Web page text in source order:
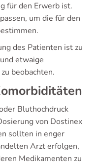
für den Erwerb ist.
um die für den
des Patienten ist zu
etwaige
beobachten.
Bluthochdruck
von Dostinex
sollten in enger
Arzt erfolgen,
Medikamenten zu